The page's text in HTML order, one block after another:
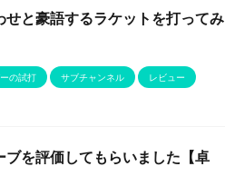
と豪語するラケットを打ってみ
の試打 サブチャンネル レビュー
を評価してもらいました【卓